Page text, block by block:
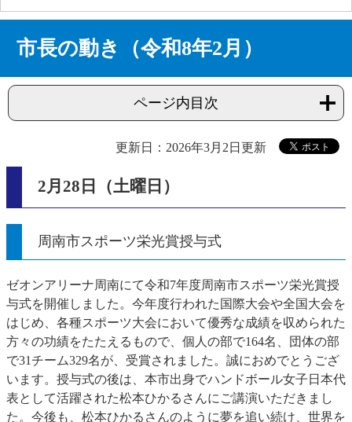
市長の動き（令和8年2月）
ページ内目次
更新日：2026年3月2日更新
2月28日（土曜日）
周南市スポーツ栄光賞授与式
ゼオンアリーナ周南にて令和7年度周南市スポーツ栄光賞授
与式を開催しました。今年度行われた国際大会や全国大会を
はじめ、各種スポーツ大会において優秀な成績を収められた
方々の功績をたたえるもので、個人の部で164名、団体の部
で31チーム329名が、受賞されました。誠におめでとうござ
います。授与式の後は、本市出身でハンドボール女子日本代
表として活躍された松本ひかるさんにご講演いただきまし
た。今後も、松本ひかるさんのように夢を追い続け、世界を